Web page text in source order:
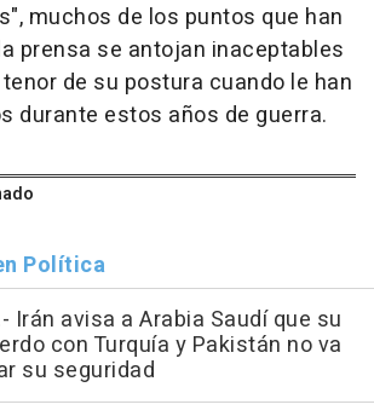
muchos de los puntos que han
prensa se antojan inaceptables
de su postura cuando le han
durante estos años de guerra.
Política
Irán avisa a Arabia Saudí que su
con Turquía y Pakistán no va
su seguridad